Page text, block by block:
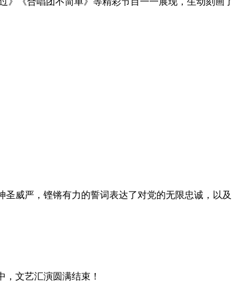
威严，铿锵有力的誓词表达了对党的无限忠诚，以及
文艺汇演圆满结束！